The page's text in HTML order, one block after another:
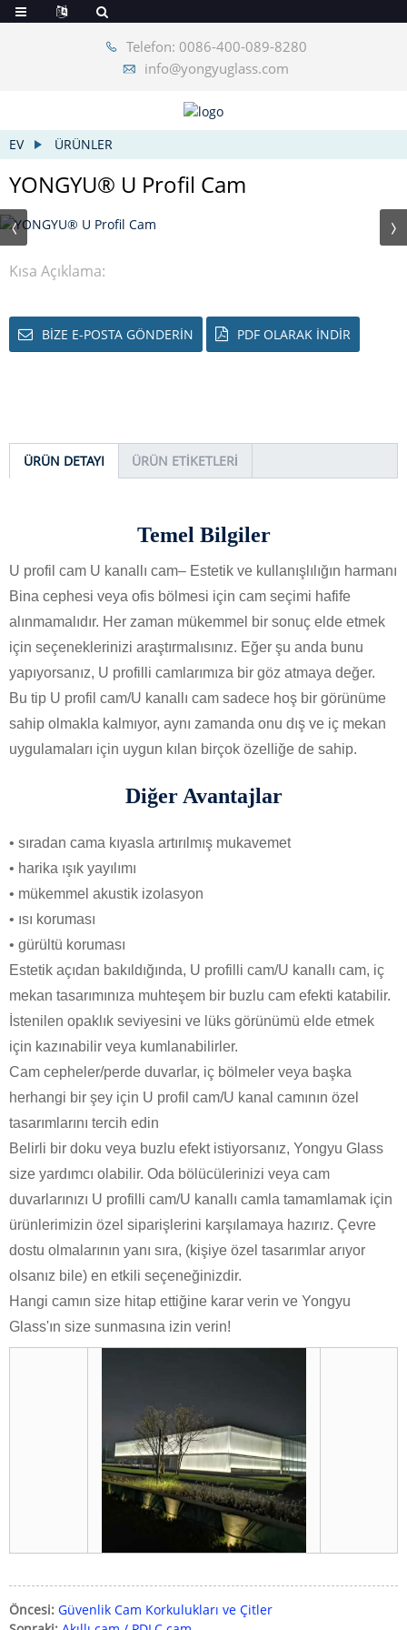
Telefon: 0086-400-089-8280
info@yongyuglass.com
EV ÜRÜNLER
YONGYU® U Profil Cam
Kısa Açıklama:
BIZE E-POSTA GÖNDERIN PDF OLARAK INDIR
ÜRÜN DETAYI ÜRÜN ETIKETLERI
Temel Bilgiler
U profil cam U kanallı cam– Estetik ve kullanışlılığın harmanı
Bina cephesi veya ofis bölmesi için cam seçimi hafife
alınmamalıdır. Her zaman mükemmel bir sonuç elde etmek
için seçeneklerinizi araştırmalısınız. Eğer şu anda bunu
yapıyorsanız, U profilli camlarımıza bir göz atmaya değer.
Bu tip U profil cam/U kanallı cam sadece hoş bir görünüme
sahip olmakla kalmıyor, aynı zamanda onu dış ve iç mekan
uygulamaları için uygun kılan birçok özelliğe de sahip.
Diğer Avantajlar
• sıradan cama kıyasla artırılmış mukavemet
• harika ışık yayılımı
• mükemmel akustik izolasyon
• ısı koruması
• gürültü koruması
Estetik açıdan bakıldığında, U profilli cam/U kanallı cam, iç
mekan tasarımınıza muhteşem bir buzlu cam efekti katabilir.
İstenilen opaklık seviyesini ve lüks görünümü elde etmek
için kazınabilir veya kumlanabilirler.
Cam cepheler/perde duvarlar, iç bölmeler veya başka
herhangi bir şey için U profil cam/U kanal camının özel
tasarımlarını tercih edin
Belirli bir doku veya buzlu efekt istiyorsanız, Yongyu Glass
size yardımcı olabilir. Oda bölücülerinizi veya cam
duvarlarınızı U profilli cam/U kanallı camla tamamlamak için
ürünlerimizin özel siparişlerini karşılamaya hazırız. Çevre
dostu olmalarının yanı sıra, (kişiye özel tasarımlar arıyor
olsanız bile) en etkili seçeneğinizdir.
Hangi camın size hitap ettiğine karar verin ve Yongyu
Glass'ın size sunmasına izin verin!
Öncesi: Güvenlik Cam Korkulukları ve Çitler